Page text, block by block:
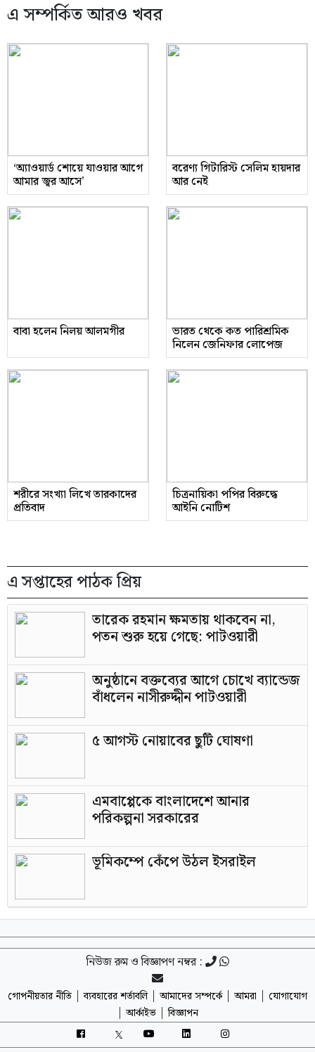
এ সম্পর্কিত আরও খবর
‘অ্যাওয়ার্ড শোয়ে যাওয়ার আগে
আমার জ্বর আসে’
বরেণ্য গিটারিস্ট সেলিম হায়দার
আর নেই
বাবা হলেন নিলয় আলমগীর ভারত থেকে কত পারিশ্রমিক
নিলেন জেনিফার লোপেজ
শরীরে সংখ্যা লিখে তারকাদের
প্রতিবাদ
চিত্রনায়িকা পপির বিরুদ্ধে
আইনি নোটিশ
এ সপ্তাহের পাঠক প্রিয়
তারেক রহমান ক্ষমতায় থাকবেন না,
পতন শুরু হয়ে গেছে: পাটওয়ারী
অনুষ্ঠানে বক্তব্যের আগে চোখে ব্যান্ডেজ
বাঁধলেন নাসীরুদ্দীন পাটওয়ারী
৫ আগস্ট নোয়াবের ছুটি ঘোষণা
এমবাপ্পেকে বাংলাদেশে আনার
পরিকল্পনা সরকারের
ভূমিকম্পে কেঁপে উঠল ইসরাইল
নিউজ রুম ও বিজ্ঞাপণ নম্বর :
গোপনীয়তার নীতি |ব্যবহারের শর্তাবলি| আমাদের সম্পর্কে| আমরা | যোগাযোগ
| আর্কাইভ |বিজ্ঞাপন